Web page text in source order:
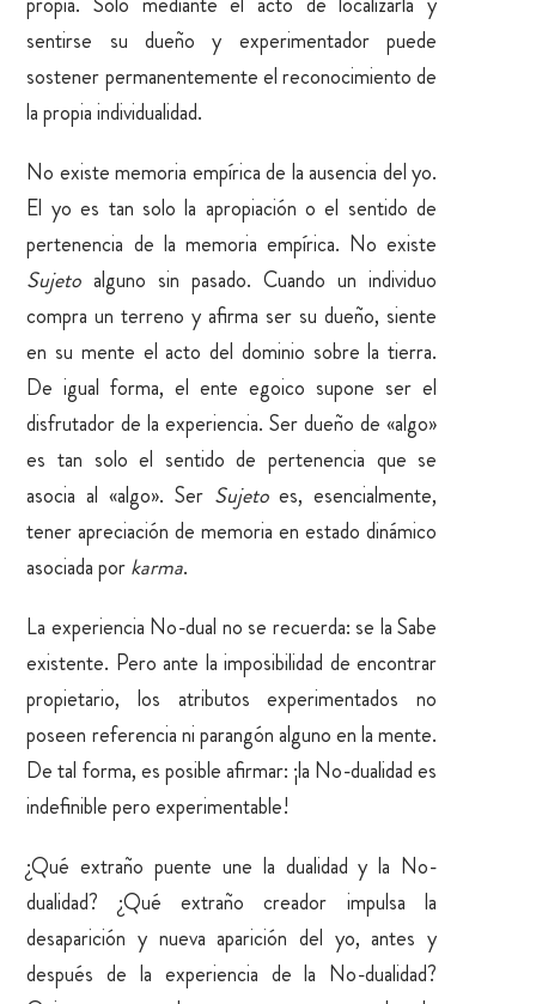
sentirse su dueño y experimentador puede
sostener permanentemente el reconocimiento de
la propia individualidad.
No existe memoria empírica de la ausencia del yo.
El yo es tan solo la apropiación o el sentido de
pertenencia de la memoria empírica. No existe
Sujetoalguno sin pasado. Cuando un individuo
compra un terreno y afirma ser su dueño, siente
en su mente el acto del dominio sobre la tierra.
De igual forma, el ente egoico supone ser el
disfrutador de la experiencia. Ser dueño de «algo»
es tan solo el sentido de pertenencia que se
asocia al «algo». Ser Sujetoes, esencialmente,
tener apreciación de memoria en estado dinámico
asociada porkarma.
La experiencia No-dual no se recuerda: se la Sabe
existente. Pero ante la imposibilidad de encontrar
propietario, los atributos experimentados no
poseen referencia ni parangón alguno en la mente.
De tal forma, es posible afirmar: ¡la No-dualidad es
indefinible pero experimentable!
¿Qué extraño puente une la dualidad y la No-
dualidad? ¿Qué extraño creador impulsa la
desaparición y nueva aparición del yo, antes y
después de la experiencia de la No-dualidad?